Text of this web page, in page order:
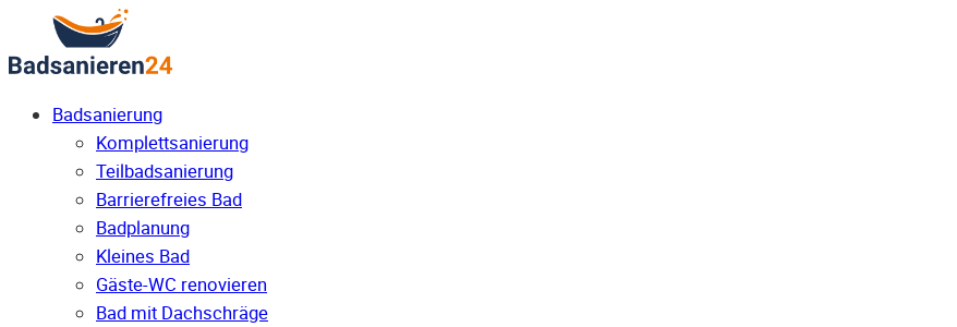
Badsanierung
Komplettsanierung
Teilbadsanierung
Barrierefreies Bad
Badplanung
Kleines Bad
Gäste-WC renovieren
Bad mit Dachschräge